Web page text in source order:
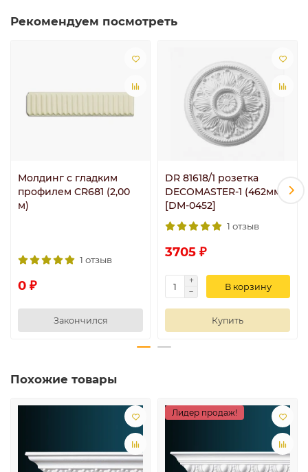
Рекомендуем посмотреть
Молдинг с гладким
профилем CR681 (2,00
м)
1 отзыв
0 ₽
Закончился
DR 81618/1 розетка
DECOMASTER-1 (462мм)
[DM-0452]
1 отзыв
3705 ₽
В корзину
Купить
Похожие товары
Лидер продаж!